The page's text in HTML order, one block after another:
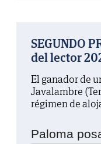
SEGUNDO
del lector
El ganador de
Javalambre
régimen de
Paloma